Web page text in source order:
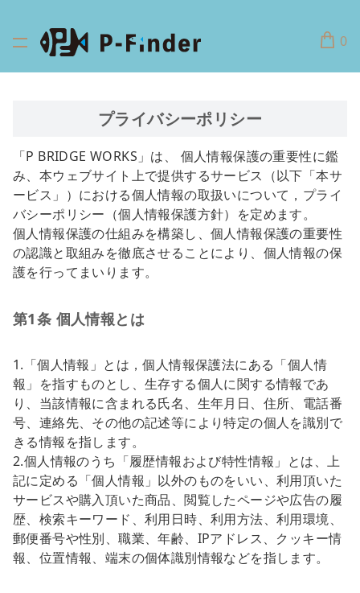
0
プライバシーポリシー
「P BRIDGE WORKS」は、 個人情報保護の重要性に鑑
み、本ウェブサイト上で提供するサービス（以下「本サ
ービス」）における個人情報の取扱いについて，プライ
バシーポリシー（個人情報保護方針）を定めます。
個人情報保護の仕組みを構築し、個人情報保護の重要性
の認識と取組みを徹底させることにより、個人情報の保
護を行ってまいります。
第1条 個人情報とは
1.「個人情報」とは，個人情報保護法にある「個人情
報」を指すものとし、生存する個人に関する情報であ
り、当該情報に含まれる氏名、生年月日、住所、電話番
号、連絡先、その他の記述等により特定の個人を識別で
きる情報を指します。
2.個人情報のうち「履歴情報および特性情報」とは、上
記に定める「個人情報」以外のものをいい、利用頂いた
サービスや購入頂いた商品、閲覧したページや広告の履
歴、検索キーワード、利用日時、利用方法、利用環境、
郵便番号や性別、職業、年齢、IPアドレス、クッキー情
報、位置情報、端末の個体識別情報などを指します。